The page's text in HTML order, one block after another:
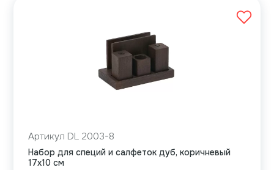
Артикул DL 2003-8
Набор для специй и салфеток дуб, коричневый
17х10 см